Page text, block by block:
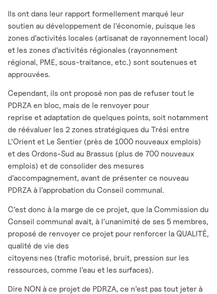
Ils ont dans leur rapport formellement marqué leur
soutien au développement de l’économie, puisque les
zones d’activités locales (artisanat de rayonnement local)
et les zones d’activités régionales (rayonnement
régional, PME, sous-traitance, etc.) sont soutenues et
approuvées.
Cependant, ils ont proposé non pas de refuser tout le
PDRZA en bloc, mais de le renvoyer pour
reprise et adaptation de quelques points, soit notamment
de réévaluer les 2 zones stratégiques du Trési entre
L’Orient et Le Sentier (près de 1000 nouveaux emplois)
et des Ordons-Sud au Brassus (plus de 700 nouveaux
emplois) et de consolider des mesures
d’accompagnement, avant de présenter ce nouveau
PDRZA à l’approbation du Conseil communal.
C’est donc à la marge de ce projet, que la Commission du
Conseil communal avait, à l’unanimité de ses 5 membres,
proposé de renvoyer ce projet pour renforcer la QUALITÉ,
qualité de vie des
citoyens·nes (trafic motorisé, bruit, pression sur les
ressources, comme l’eau et les surfaces).
Dire NON à ce projet de PDRZA, ce n’est pas tout jeter à